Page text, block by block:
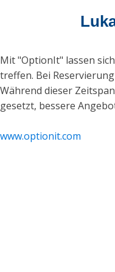
Mit "OptionIt" lassen
treffen. Bei
Während dieser
gesetzt, bessere
www.optionit.com